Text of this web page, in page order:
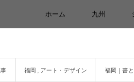
ホーム 九州
福岡 , アート・デザイン 福岡｜書